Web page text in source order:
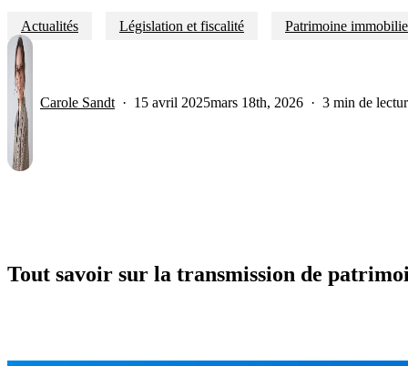
Actualités Législation et fiscalité Patrimoine
Carole Sandt 15 avril 2025mars 18th, 2026 3 min de
Tout savoir sur la transmission de